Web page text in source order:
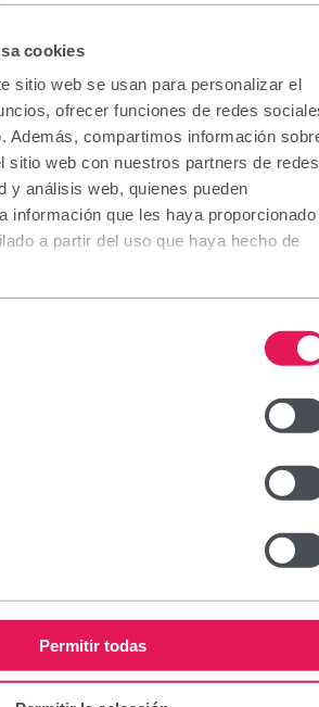
cookies
sitio web se usan para personalizar el
ofrecer funciones de redes
Además, compartimos información
sitio web con nuestros partners de redes
y análisis web, quienes pueden
información que les haya proporcionado
a partir del uso que haya hecho de
Permitir todas
Gel capilar